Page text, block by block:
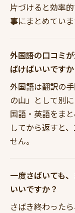
片づけると効率
事にまとめていま
外国語の口コミ
ばけばいいですか
外国語は翻訳の
の山」として別
国語・英語をま
してから返すと
せん。
一度さばいても
いいですか？
さばき終わった